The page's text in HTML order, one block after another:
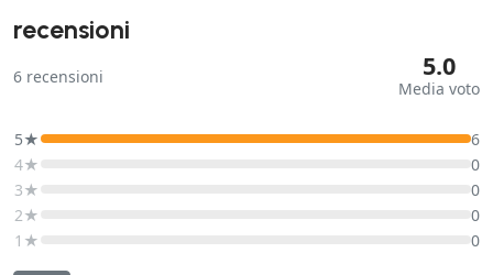
recensioni
6 recensioni 5.0
Media voto
5★
6
4★
0
3★
0
2★
0
1★
0